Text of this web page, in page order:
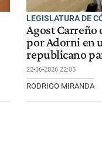
LEGISLATURA DE
Agost Carreño
por Adorni en
republicano
22-06-2026 22:05
RODRIGO MIRANDA